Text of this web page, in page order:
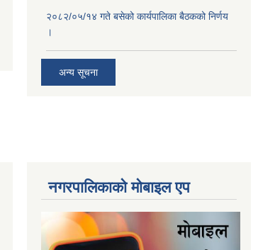
२०८२/०५/१४ गते बसेको कार्यपालिका बैठकको निर्णय
।
अन्य सूचना
नगरपालिकाकाे माेबाइल एप